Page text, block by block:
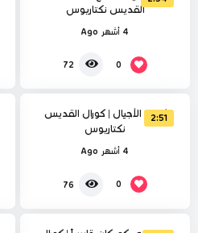
القديس نكتاريوس
4 أشهر Ago
0
72
2:51
كامل الأجيال | كورال القديس
نكتاريوس
4 أشهر Ago
0
76